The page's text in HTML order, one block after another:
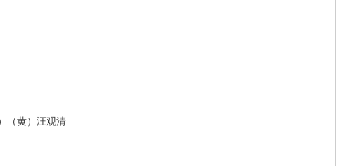
（黄）汪观清